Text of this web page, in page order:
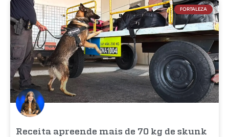
FORTALEZA
Receita apreende mais de 70 kg de skunk